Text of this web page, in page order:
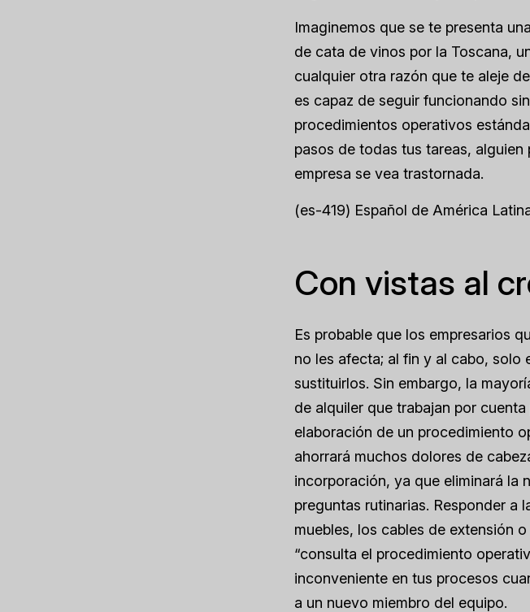
Imaginemos que se te presenta
de cata de vinos por la Toscana,
cualquier otra razón que te aleje
es capaz de seguir funcionando
procedimientos operativos
pasos de todas tus tareas,
empresa se vea trastornada.
(es-419) Español de América
Con vistas al
Es probable que los empresarios
no les afecta; al fin y al cabo, solo
sustituirlos. Sin embargo, la
de alquiler que trabajan por cuenta
elaboración de un procedimiento
ahorrará muchos dolores de
incorporación, ya que eliminará la
preguntas rutinarias. Responder a
muebles, los cables de extensión
“consulta el procedimiento
inconveniente en tus procesos
a un nuevo miembro del equipo.